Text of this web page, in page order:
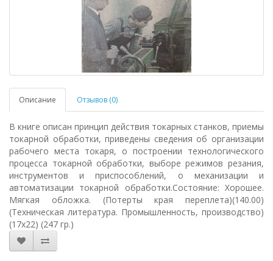
Описание Отзывов (0)
В книге описан принцип действия токарных станков, приемы
токарной обработки, приведены сведения об организации
рабочего места токаря, о построении технологического
процесса токарной обработки, выборе режимов резания,
инструментов и приспособлений, о механизации и
автоматизации токарной обработки.Состояние: Хорошее.
Мягкая обложка. (Потерты края переплета)(140.00)
(Техническая литература. Промышленность, производство)
(17х22) (247 гр.)